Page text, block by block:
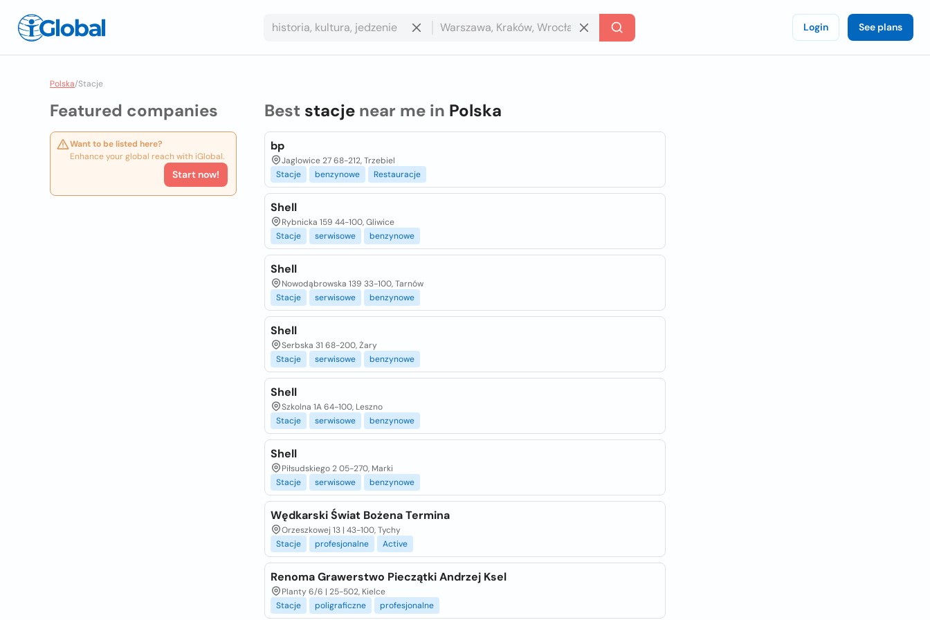
Login See plans
Polska/Stacje
Featured companies
Want to be listed here?
Enhance your global reach with iGlobal.
Start now!
Best stacjenear me in Polska
bp
Jaglowice 27 68-212, Trzebiel
Stacje
benzynowe Restauracje
Shell
Rybnicka 159 44-100, Gliwice
Stacje
serwisowe benzynowe
Shell
Nowodąbrowska 139 33-100, Tarnów
Stacje
serwisowe benzynowe
Shell
Serbska 31 68-200, Żary
Stacje
serwisowe benzynowe
Shell
Szkolna 1A 64-100, Leszno
Stacje
serwisowe benzynowe
Shell
Piłsudskiego 2 05-270, Marki
Stacje
serwisowe benzynowe
Wędkarski Świat Bożena Termina
Orzeszkowej 13 | 43-100, Tychy
Stacje
profesjonalne Active
Renoma Grawerstwo Pieczątki Andrzej Ksel
Planty 6/6 | 25-502, Kielce
Stacje
poligraficzne profesjonalne